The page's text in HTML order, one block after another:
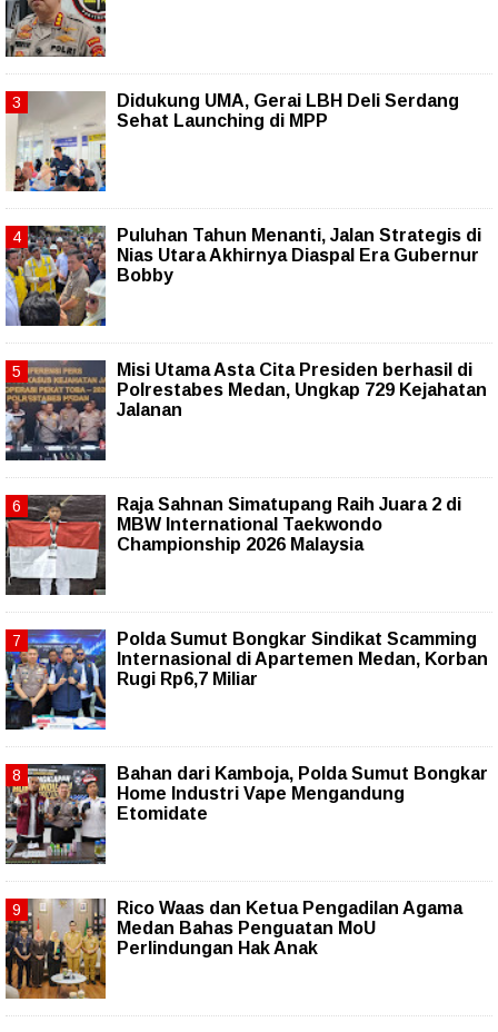
Didukung UMA, Gerai LBH Deli Serdang
Sehat Launching di MPP
Puluhan Tahun Menanti, Jalan Strategis di
Nias Utara Akhirnya Diaspal Era Gubernur
Bobby
Misi Utama Asta Cita Presiden berhasil di
Polrestabes Medan, Ungkap 729 Kejahatan
Jalanan
Raja Sahnan Simatupang Raih Juara 2 di
MBW International Taekwondo
Championship 2026 Malaysia
Polda Sumut Bongkar Sindikat Scamming
Internasional di Apartemen Medan, Korban
Rugi Rp6,7 Miliar
Bahan dari Kamboja, Polda Sumut Bongkar
Home Industri Vape Mengandung
Etomidate
Rico Waas dan Ketua Pengadilan Agama
Medan Bahas Penguatan MoU
Perlindungan Hak Anak